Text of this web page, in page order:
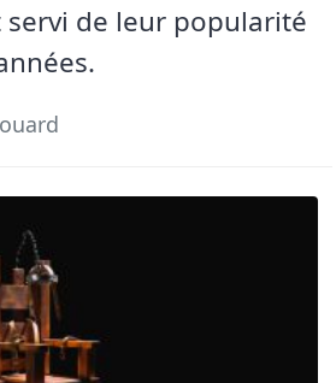
servi de leur popularité